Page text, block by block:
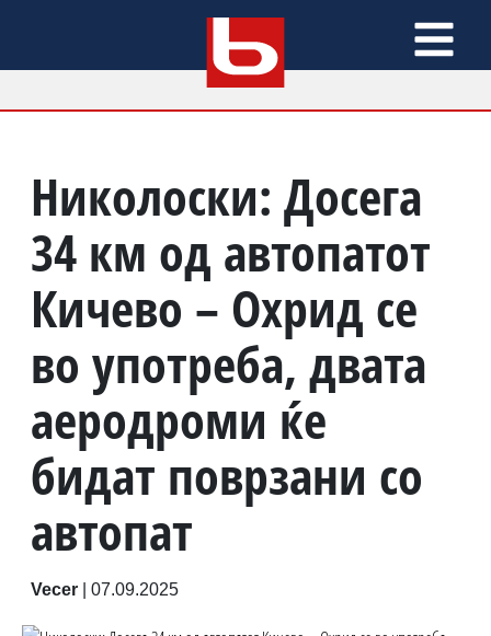
Николоски: Досега
34 км од автопатот
Кичево – Охрид се
во употреба, двата
аеродроми ќе
бидат поврзани со
автопат
Vecer 07.09.2025